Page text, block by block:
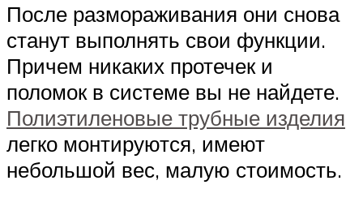
После размораживания они снова
станут выполнять свои функции.
Причем никаких протечек и
поломок в системе вы не найдете.
Полиэтиленовые трубные изделия
легко монтируются, имеют
небольшой вес, малую стоимость.